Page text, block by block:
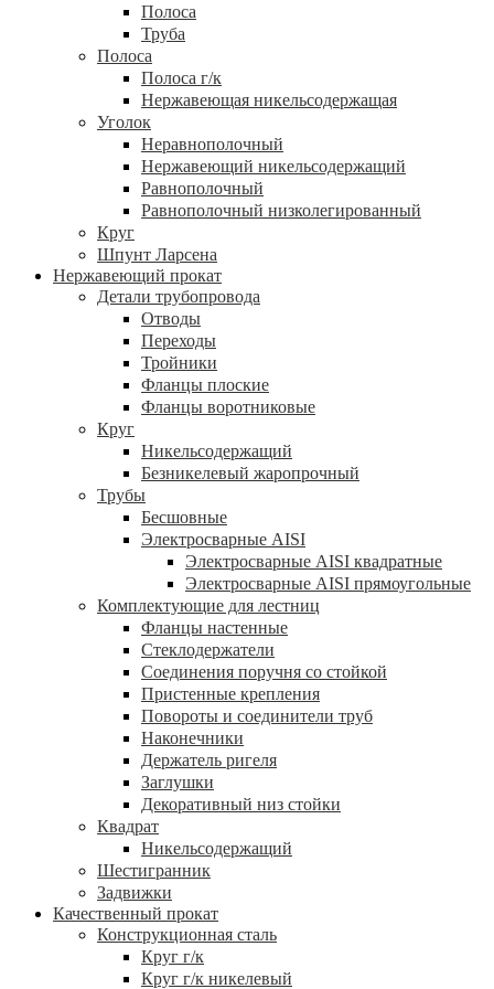
Полоса
Труба
Полоса
Полоса г/к
Нержавеющая никельсодержащая
Уголок
Неравнополочный
Нержавеющий никельсодержащий
Равнополочный
Равнополочный низколегированный
Круг
Шпунт Ларсена
Нержавеющий прокат
Детали трубопровода
Отводы
Переходы
Тройники
Фланцы плоские
Фланцы воротниковые
Круг
Никельсодержащий
Безникелевый жаропрочный
Трубы
Бесшовные
Электросварные AISI
Электросварные AISI квадратные
Электросварные AISI прямоугольные
Комплектующие для лестниц
Фланцы настенные
Стеклодержатели
Соединения поручня со стойкой
Пристенные крепления
Повороты и соединители труб
Наконечники
Держатель ригеля
Заглушки
Декоративный низ стойки
Квадрат
Никельсодержащий
Шестигранник
Задвижки
Качественный прокат
Конструкционная сталь
Круг г/к
Круг г/к никелевый